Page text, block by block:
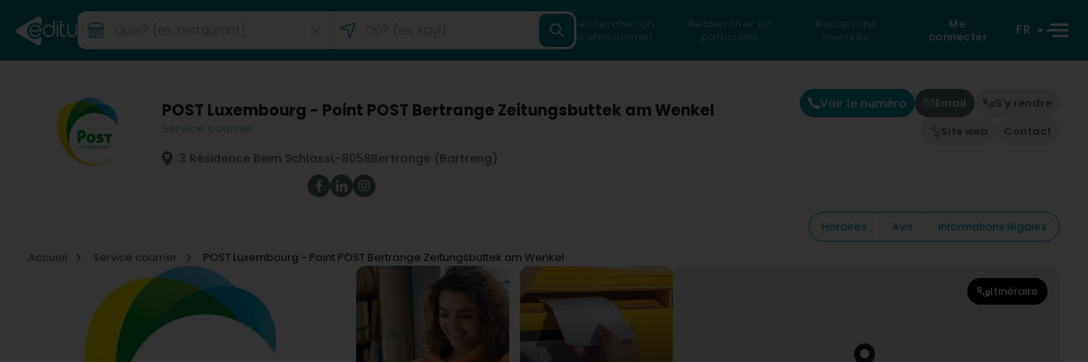
Rechercher un
professionnel
Rechercher un
particulier
Recherche
inversée
Me
connecter
FR
POST Luxembourg - Point POST Bertrange Zeitungsbuttek am Wenkel
3 Résidence Beim SchlassL-8058Bertrange (Bartreng)
Voir le numéro Email
S'y rendre
Site web
Contact
Horaires Avis
Informations légales
Accueil
Service courrier POST Luxembourg - Point POST Bertrange Zeitungsbuttek am Wenkel
Itinéraire